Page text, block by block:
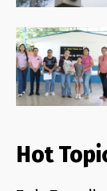
Hot